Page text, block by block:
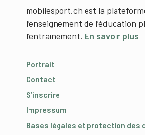
mobilesport.ch est la
l’enseignement de l’éducation
l’entraînement. En savoir plus
Portrait
Contact
S’inscrire
Impressum
Bases légales et protection des